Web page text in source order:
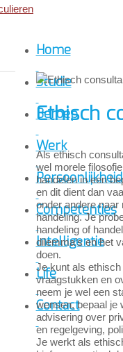
Home
Studie
Beroep
Werk
Persoonlijkheid
Competenties
Intelligentie
Life
Contact
Ethisch
Als ethisch
wel morele
handelen in een
en dit dient dan
onder andere naar
handeling. Je
handeling of
dilemma’s en het
doen.
Je kunt als
vraagstukken en
neem je wel een
wensen, bepaal je
advisering over
en regelgeving,
Je werkt als